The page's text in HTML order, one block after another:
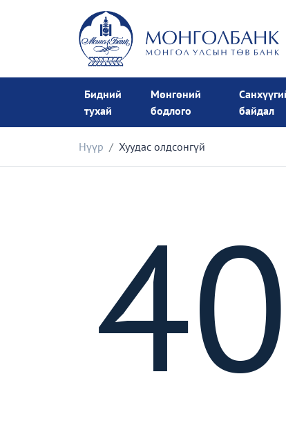
Бидний
тухай
Мөнгөний
бодлого
байдал
Нүүр Хуудас олдсонгүй